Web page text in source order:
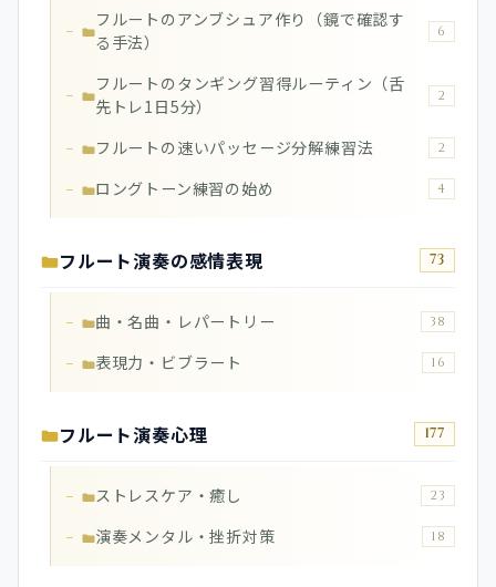
フルートのアンブシュア作り（鏡で確認す
る手法）
6
フルートのタンギング習得ルーティン（舌
先トレ1日5分）
2
フルートの速いパッセージ分解練習法 2
ロングトーン練習の始め 4
フルート演奏の感情表現 73
曲・名曲・レパートリー 38
表現力・ビブラート 16
フルート演奏心理 177
ストレスケア・癒し 23
演奏メンタル・挫折対策 18